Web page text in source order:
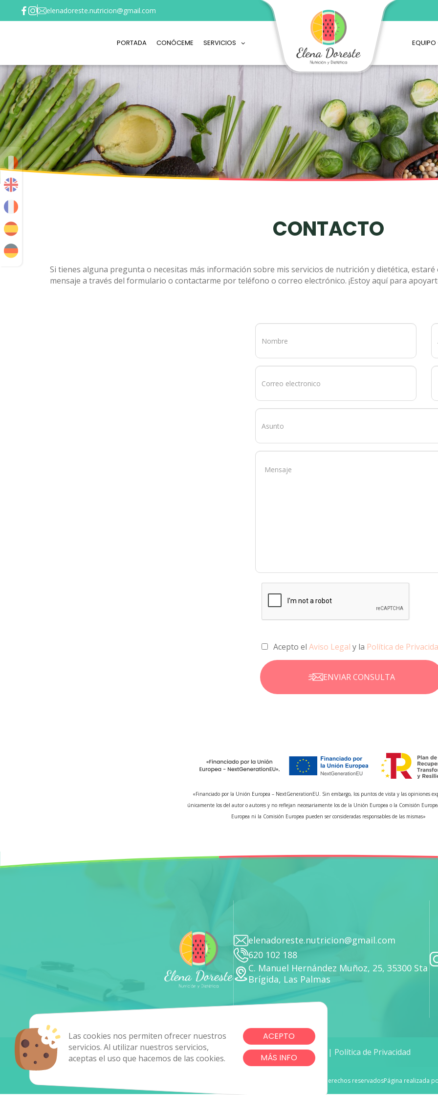
Las cookies nos permiten ofrecer nuestros
servicios. Al utilizar nuestros servicios,
aceptas el uso que hacemos de las cookies.
ACEPTO
MÁS INFO
elenadoreste.nutricion@gmail.com
PORTADA CONÓCEME SERVICIOS
CONTACTO
Si tienes alguna pregunta o necesitas más información sobre mis servicios de nutrición y dietética,
mensaje a través del formulario o contactarme por teléfono o correo electrónico. ¡Estoy aquí para
Acepto el Aviso Legal y la Política de
ENVIAR CONSULTA
«Financiado por la Unión Europea – NextGenerationEU. Sin embargo, los puntos de vista y las opiniones
únicamente los del autor o autores y no reflejan necesariamente los de la Unión Europea o la Comisión
Europea ni la Comisión Europea pueden ser consideradas responsables de las mismas»
elenadoreste.nutricion@gmail.com
620 102 188
C. Manuel Hernández Muñoz, 25, 35300 Sta
Brígida, Las Palmas
Cookies|Aviso Legal | Política de Privacidad
Copyright 2024 - Elena Doreste Nutricionista. Todos los derechos reservadosPágina realizada